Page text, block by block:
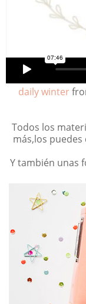
daily winter
Todos los
más,los
Y también unas